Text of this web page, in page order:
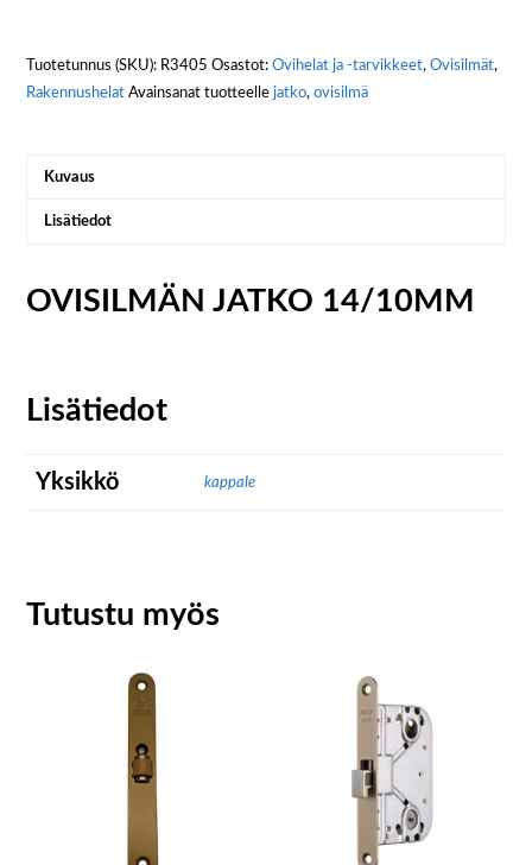
Tuotetunnus (SKU): R3405 Osastot:Ovihelat ja -tarvikkeet,Ovisilmät,
Rakennushelat Avainsanat tuotteellejatko,ovisilmä
Kuvaus
Lisätiedot
OVISILMÄN JATKO 14/10MM
Lisätiedot
Yksikkö kappale
Tutustu myös